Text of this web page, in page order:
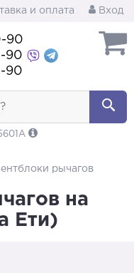
и оплата Вход
90
90
90
рычагов
на
Ети)